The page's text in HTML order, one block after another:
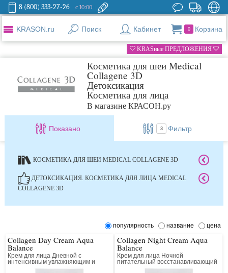
8 (800) 333-27-26 с 10:00
KRASON.ru Поиск Кабинет 0 Корзина
KRASные ПРЕДЛОЖЕНИЯ
Косметика для шеи Medical
Collagene 3D
Детоксикация
Косметика для лица
В магазине КРАСОН.ру
Показано 3 Фильтр
КОСМЕТИКА ДЛЯ ШЕИ MEDICAL COLLAGENE 3D
ДЕТОКСИКАЦИЯ. КОСМЕТИКА ДЛЯ ЛИЦА MEDICAL
COLLAGENE 3D
популярность название цена
Collagen Day Cream Aqua
Balance
Крем для лица Дневной с
интенсивным увлажняющим и
лифтинг действием
Collagen Night Cream Aqua
Balance
Крем для лица Ночной
питательный восстанавливающий